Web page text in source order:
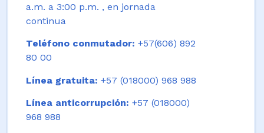
a.m. a 3:00 p.m. , en jornada
continua
Teléfono conmutador: +57(606) 892
80 00
Línea gratuita: +57 (018000) 968 988
Línea anticorrupción: +57 (018000)
968 988